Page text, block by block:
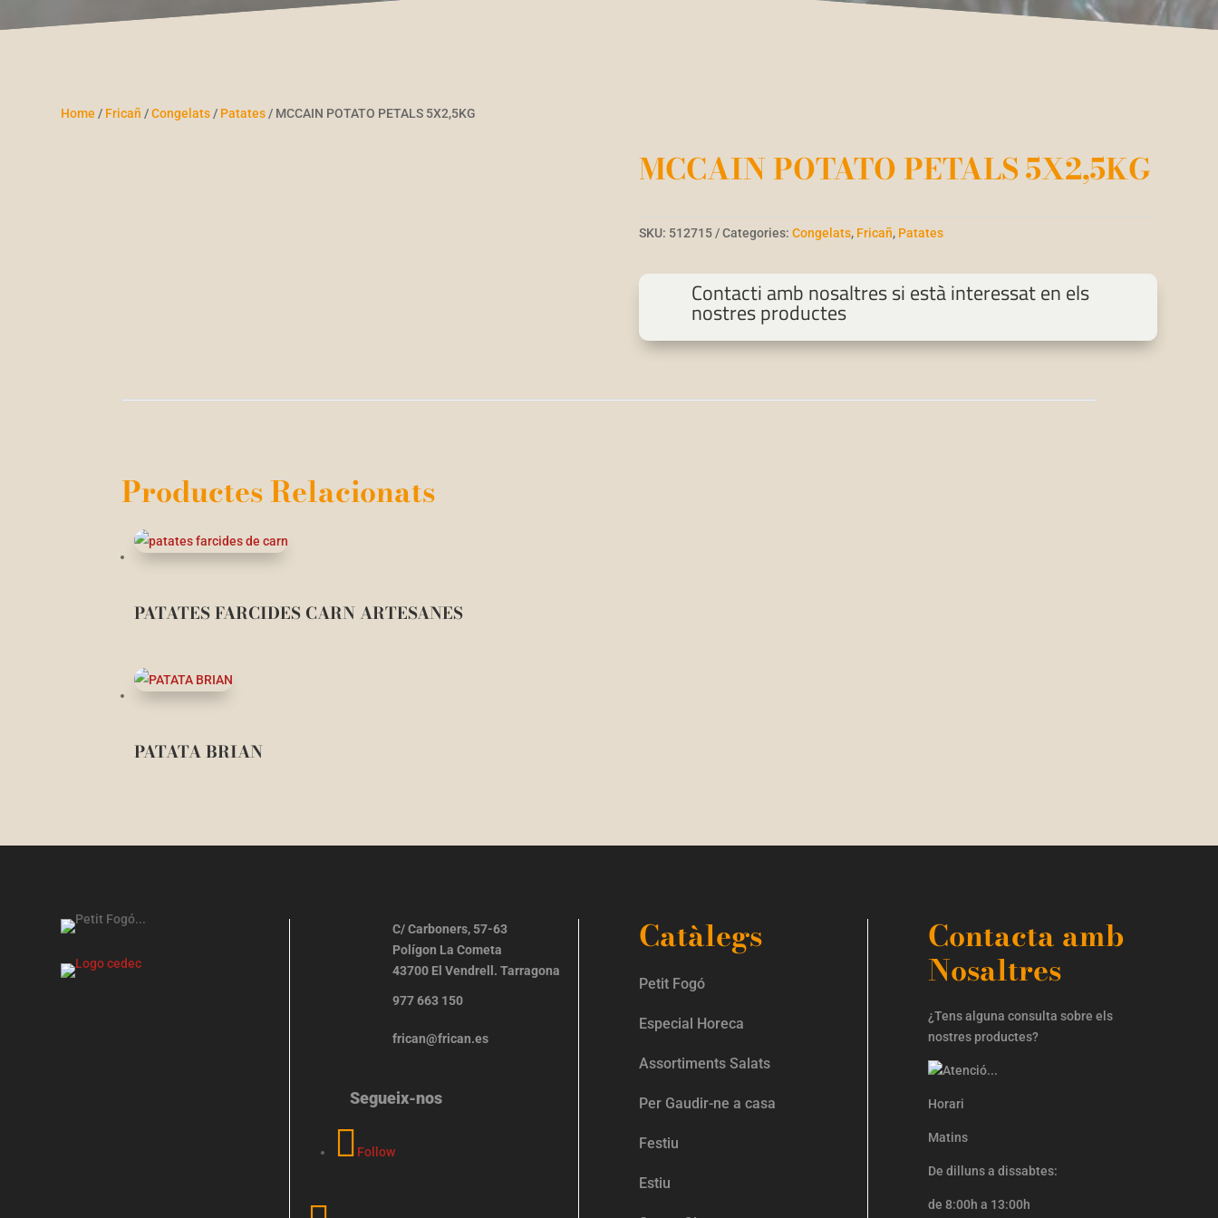
Home / Fricañ /Congelats / Patates / MCCAIN POTATO PETALS 5X2,5KG
MCCAIN POTATO PETALS 5X2,5KG
SKU: 512715 Categories:Congelats, Fricañ, Patates
Contacti amb nosaltres si està interessat en els
nostres productes
Productes Relacionats
PATATES FARCIDES CARN ARTESANES
PATATA BRIAN
C/ Carboners, 57-63
Polígon La Cometa
43700 El Vendrell. Tarragona
977 663 150
frican@frican.es
Segueix-nos
Follow
Catàlegs
Petit Fogó
Especial Horeca
Assortiments Salats
Per Gaudir-ne a casa
Festiu
Estiu
Contacta amb
Nosaltres
¿Tens alguna consulta sobre els
nostres productes?
Horari
Matins
De dilluns a dissabtes:
de 8:00h a 13:00h